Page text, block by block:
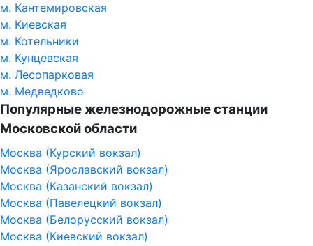
м. Кантемировская
м. Киевская
м. Котельники
м. Кунцевская
м. Лесопарковая
м. Медведково
Популярные железнодорожные станции
Московской области
Москва (Курский вокзал)
Москва (Ярославский вокзал)
Москва (Казанский вокзал)
Москва (Павелецкий вокзал)
Москва (Белорусский вокзал)
Москва (Киевский вокзал)